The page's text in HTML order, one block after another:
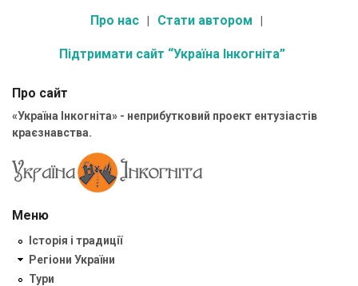
Про нас Стати автором
Підтримати сайт “Україна Інкогніта”
Про сайт
«Україна Інкогніта» - неприбутковий проект ентузіастів
краєзнавства.
Меню
Історія і традиції
Регіони України
Тури